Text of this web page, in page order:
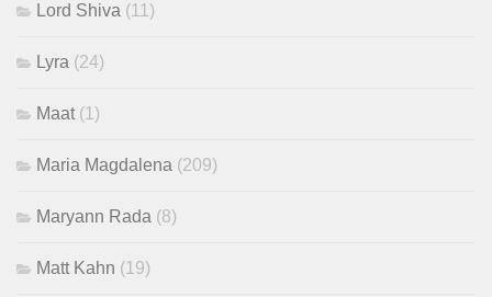
Lord Shiva (11)
Lyra (24)
Maat (1)
Maria Magdalena (209)
Maryann Rada (8)
Matt Kahn (19)